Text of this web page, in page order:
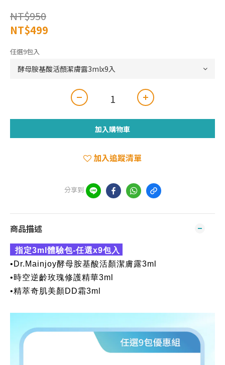
NT$950
NT$499
任選9包入
加入購物車
加入追蹤清單
分享到
商品描述
指定3ml體驗包-任選x9包入
•Dr.Mainjoy酵母胺基酸活顏潔膚露3ml
•時空逆齡玫瑰修護精華3ml
•精萃奇肌美顏DD霜3ml